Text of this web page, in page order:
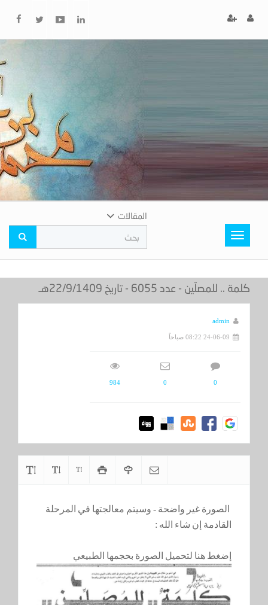
Toggle
navigation
المقالات
كلمة .. للمصلّين - عدد 6055 - تاريخ 22/9/1409هـ
admin
24-06-09 08:22 صباحاً
0
0
984
الصورة غير واضحة - وسيتم معالجتها في المرحلة
القادمة إن شاء الله :
إضغط هنا لتحميل الصورة بحجمها الطبيعي